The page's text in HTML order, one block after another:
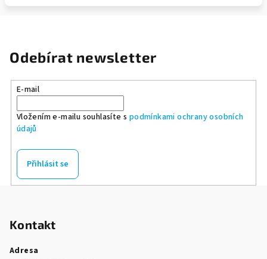
Odebírat newsletter
E-mail
Vložením e-mailu souhlasíte s podmínkami ochrany osobních
údajů
Přihlásit se
Kontakt
Adresa